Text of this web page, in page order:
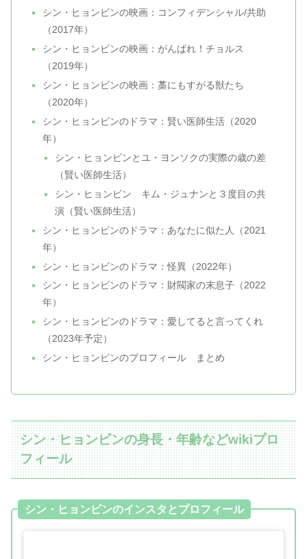
シン・ヒョンビンの映画：コンフィデンシャル/共助
（2017年）
シン・ヒョンビンの映画：がんばれ！チョルス
（2019年）
シン・ヒョンビンの映画：藁にもすがる獣たち
（2020年）
シン・ヒョンビンのドラマ：賢い医師生活（2020
年）
シン・ヒョンビンとユ・ヨンソクの実際の歳の差
（賢い医師生活）
シン・ヒョンビン キム・ジュナンと３度目の共
演（賢い医師生活）
シン・ヒョンビンのドラマ：あなたに似た人（2021
年）
シン・ヒョンビンのドラマ：怪異（2022年）
シン・ヒョンビンのドラマ：財閥家の末息子（2022
年）
シン・ヒョンビンのドラマ：愛してると言ってくれ
（2023年予定）
シン・ヒョンビンのプロフィール まとめ
シン・ヒョンビンの身長・年齢などwikiプロ
フィール
シン・ヒョンビンのインスタとプロフィール